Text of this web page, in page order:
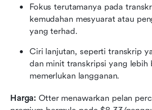
Fokus terutamanya pada
kemudahan mesyuarat atau
yang terhad.
Ciri lanjutan, seperti transkrip
dan minit transkripsi yang lebih
memerlukan langganan.
Harga: Otter menawarkan pelan